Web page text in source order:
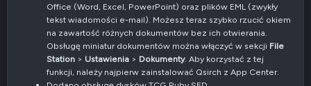
Office (Word, Excel, PowerPoint) oraz plików EML (zwykły
tekst wiadomości e-mail). Możesz teraz szybko rzucić okiem
na zawartość różnych dokumentów bez ich otwierania.
Obsługę miniatur dokumentów można włączyć w sekcji File
Station > Ustawienia > Dokumenty. Aby korzystać z tej
funkcji, należy najpierw zainstalować Qsirch z App Center.